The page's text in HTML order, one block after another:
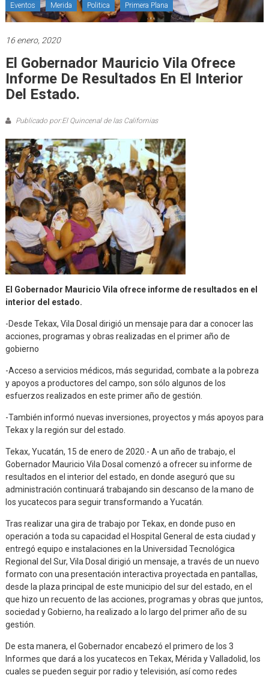
Eventos Merida Politica Primera Plana
16 enero, 2020
El Gobernador Mauricio Vila Ofrece
Informe De Resultados En El Interior
Del Estado.
Publicado por:El Quincenal de las Californias
El Gobernador Mauricio Vila ofrece informe de resultados en el
interior del estado.
-Desde Tekax, Vila Dosal dirigió un mensaje para dar a conocer las
acciones, programas y obras realizadas en el primer año de
gobierno
-Acceso a servicios médicos, más seguridad, combate a la pobreza
y apoyos a productores del campo, son sólo algunos de los
esfuerzos realizados en este primer año de gestión.
-También informó nuevas inversiones, proyectos y más apoyos para
Tekax y la región sur del estado.
Tekax, Yucatán, 15 de enero de 2020.- A un año de trabajo, el
Gobernador Mauricio Vila Dosal comenzó a ofrecer su informe de
resultados en el interior del estado, en donde aseguró que su
administración continuará trabajando sin descanso de la mano de
los yucatecos para seguir transformando a Yucatán.
Tras realizar una gira de trabajo por Tekax, en donde puso en
operación a toda su capacidad el Hospital General de esta ciudad y
entregó equipo e instalaciones en la Universidad Tecnológica
Regional del Sur, Vila Dosal dirigió un mensaje, a través de un nuevo
formato con una presentación interactiva proyectada en pantallas,
desde la plaza principal de este municipio del sur del estado, en el
que hizo un recuento de las acciones, programas y obras que juntos,
sociedad y Gobierno, ha realizado a lo largo del primer año de su
gestión.
De esta manera, el Gobernador encabezó el primero de los 3
Informes que dará a los yucatecos en Tekax, Mérida y Valladolid, los
cuales se pueden seguir por radio y televisión, así como redes